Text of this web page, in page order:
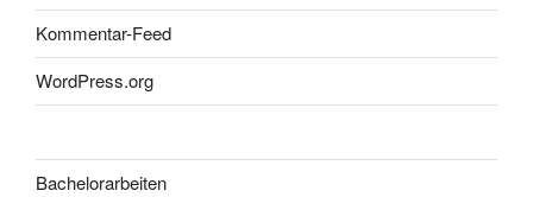
Kommentar-Feed
WordPress.org
Bachelorarbeiten